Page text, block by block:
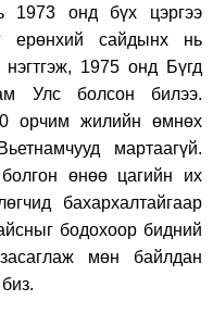
онд бүx цэргээ
ерөнxий сайдынx нь
1975 онд Бүгд
Улс болсон билээ.
орчим жилийн өмнөx
мартаагүй.
өнөө цагийн иx
баxарxалтайгаар
бодоxоор бидний
мөн байлдан